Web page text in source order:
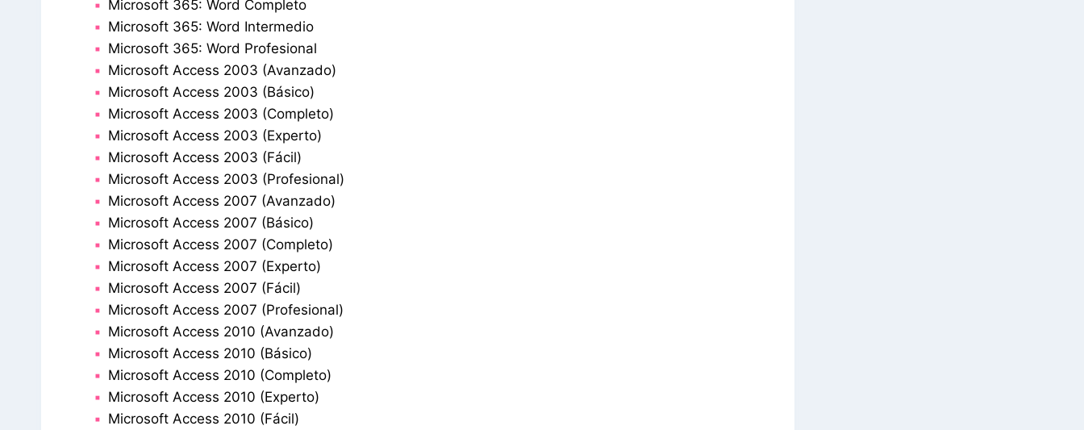
Microsoft 365: Word Completo
Microsoft 365: Word Intermedio
Microsoft 365: Word Profesional
Microsoft Access 2003 (Avanzado)
Microsoft Access 2003 (Básico)
Microsoft Access 2003 (Completo)
Microsoft Access 2003 (Experto)
Microsoft Access 2003 (Fácil)
Microsoft Access 2003 (Profesional)
Microsoft Access 2007 (Avanzado)
Microsoft Access 2007 (Básico)
Microsoft Access 2007 (Completo)
Microsoft Access 2007 (Experto)
Microsoft Access 2007 (Fácil)
Microsoft Access 2007 (Profesional)
Microsoft Access 2010 (Avanzado)
Microsoft Access 2010 (Básico)
Microsoft Access 2010 (Completo)
Microsoft Access 2010 (Experto)
Microsoft Access 2010 (Fácil)